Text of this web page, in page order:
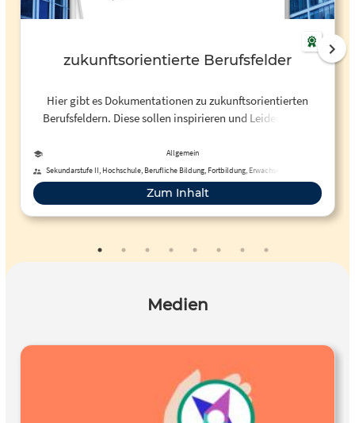
zukunftsorientierte Berufsfelder
Hier gibt es Dokumentationen zu zukunftsorientierten
Berufsfeldern. Diese sollen inspirieren und Leidenschaft
Allgemein
Sekundarstufe II, Hochschule, Berufliche Bildung, Fortbildung, Erwachsenenbildung
Zum Inhalt
Medien